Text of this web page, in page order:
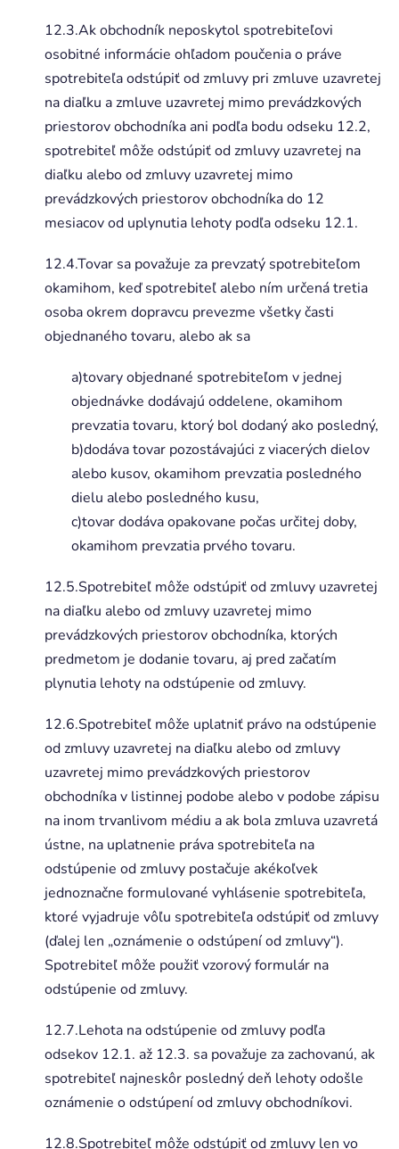
12.3.Ak obchodník neposkytol spotrebiteľovi
osobitné informácie ohľadom poučenia o práve
spotrebiteľa odstúpiť od zmluvy pri zmluve uzavretej
na diaľku a zmluve uzavretej mimo prevádzkových
priestorov obchodníka ani podľa bodu odseku 12.2,
spotrebiteľ môže odstúpiť od zmluvy uzavretej na
diaľku alebo od zmluvy uzavretej mimo
prevádzkových priestorov obchodníka do 12
mesiacov od uplynutia lehoty podľa odseku 12.1.
12.4.Tovar sa považuje za prevzatý spotrebiteľom
okamihom, keď spotrebiteľ alebo ním určená tretia
osoba okrem dopravcu prevezme všetky časti
objednaného tovaru, alebo ak sa
a)tovary objednané spotrebiteľom v jednej
objednávke dodávajú oddelene, okamihom
prevzatia tovaru, ktorý bol dodaný ako posledný,
b)dodáva tovar pozostávajúci z viacerých dielov
alebo kusov, okamihom prevzatia posledného
dielu alebo posledného kusu,
c)tovar dodáva opakovane počas určitej doby,
okamihom prevzatia prvého tovaru.
12.5.Spotrebiteľ môže odstúpiť od zmluvy uzavretej
na diaľku alebo od zmluvy uzavretej mimo
prevádzkových priestorov obchodníka, ktorých
predmetom je dodanie tovaru, aj pred začatím
plynutia lehoty na odstúpenie od zmluvy.
12.6.Spotrebiteľ môže uplatniť právo na odstúpenie
od zmluvy uzavretej na diaľku alebo od zmluvy
uzavretej mimo prevádzkových priestorov
obchodníka v listinnej podobe alebo v podobe zápisu
na inom trvanlivom médiu a ak bola zmluva uzavretá
ústne, na uplatnenie práva spotrebiteľa na
odstúpenie od zmluvy postačuje akékoľvek
jednoznačne formulované vyhlásenie spotrebiteľa,
ktoré vyjadruje vôľu spotrebiteľa odstúpiť od zmluvy
(ďalej len „oznámenie o odstúpení od zmluvy“).
Spotrebiteľ môže použiť vzorový formulár na
odstúpenie od zmluvy.
12.7.Lehota na odstúpenie od zmluvy podľa
odsekov 12.1. až 12.3. sa považuje za zachovanú, ak
spotrebiteľ najneskôr posledný deň lehoty odošle
oznámenie o odstúpení od zmluvy obchodníkovi.
12.8.Spotrebiteľ môže odstúpiť od zmluvy len vo